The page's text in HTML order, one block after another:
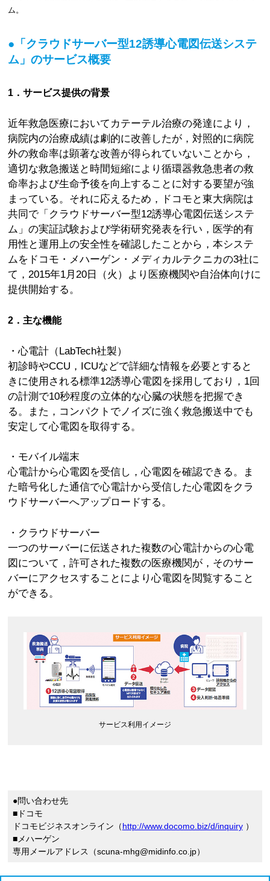
ム。
●「クラウドサーバー型12誘導心電図伝送システ
ム」のサービス概要
1．サービス提供の背景
近年救急医療においてカテーテル治療の発達により，
病院内の治療成績は劇的に改善したが，対照的に病院
外の救命率は顕著な改善が得られていないことから，
適切な救急搬送と時間短縮により循環器救急患者の救
命率および生命予後を向上することに対する要望が強
まっている。それに応えるため，ドコモと東大病院は
共同で「クラウドサーバー型12誘導心電図伝送システ
ム」の実証試験および学術研究発表を行い，医学的有
用性と運用上の安全性を確認したことから，本システ
ムをドコモ・メハーゲン・メディカルテクニカの3社に
て，2015年1月20日（火）より医療機関や自治体向けに
提供開始する。
2．主な機能
・心電計（LabTech社製）
初診時やCCU，ICUなどで詳細な情報を必要とすると
きに使用される標準12誘導心電図を採用しており，1回
の計測で10秒程度の立体的な心臓の状態を把握でき
る。また，コンパクトでノイズに強く救急搬送中でも
安定して心電図を取得する。
・モバイル端末
心電計から心電図を受信し，心電図を確認できる。ま
た暗号化した通信で心電計から受信した心電図をクラ
ウドサーバーへアップロードする。
・クラウドサーバー
一つのサーバーに伝送された複数の心電計からの心電
図について，許可された複数の医療機関が，そのサー
バーにアクセスすることにより心電図を閲覧すること
ができる。
サービス利用イメージ
●問い合わせ先
■ドコモ
ドコモビジネスオンライン（http://www.docomo.biz/d/inquiry）
■メハーゲン
専用メールアドレス（scuna-mhg@midinfo.co.jp）